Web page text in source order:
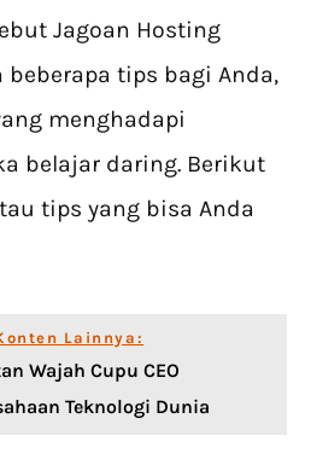
Jagoan Hosting
tips bagi Anda,
menghadapi
belajar daring. Berikut
tips yang bisa Anda
Lainnya:
Wajah Cupu CEO
Teknologi Dunia